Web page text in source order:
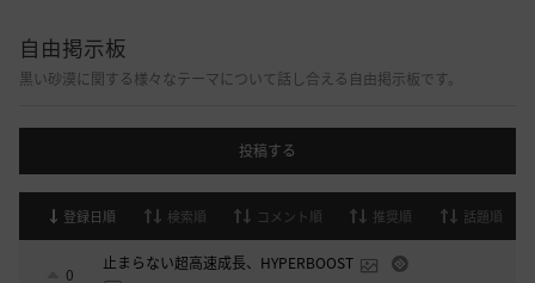
自由掲示板
黒い砂漠に関する様々なテーマについて話し合える自由掲示板です。
投稿する
登録日順 検索順 コメント順 推奨順 話題順
0
止まらない超高速成長、HYPERBOOST